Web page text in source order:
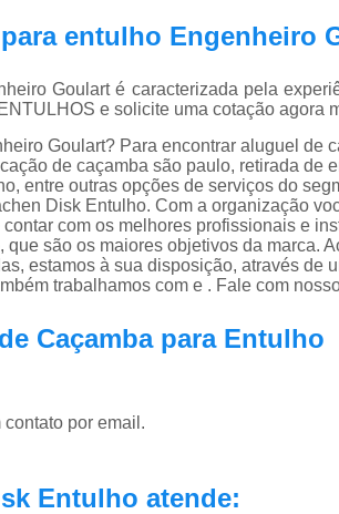
Remoção de
entulho Engenheiro
Goulart é caracterizada pela
e solicite uma cotação agora
Goulart? Para encontrar aluguel de
de caçamba são paulo, retirada de
entre outras opções de serviços do
Disk Entulho. Com a organização
com os melhores profissionais e
são os maiores objetivos da marca.
estamos à sua disposição, através de
trabalhamos com e . Fale com
Caçamba para Entulho
contato por email.
Entulho atende: